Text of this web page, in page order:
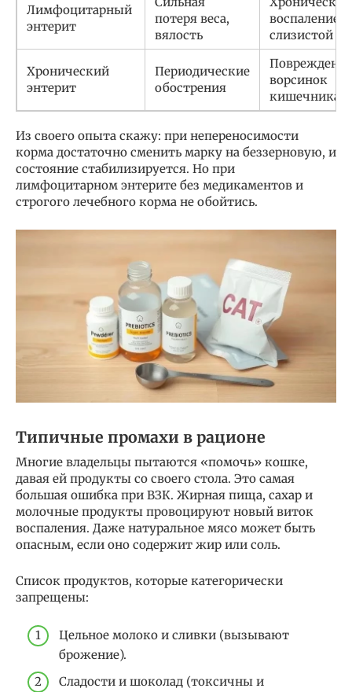
Лимфоцитарный
энтерит
потеря веса,
вялость
воспаление
слизистой
Хронический
энтерит
Периодические
обострения
Повреждение
ворсинок
кишечника
Из своего опыта скажу: при непереносимости
корма достаточно сменить марку на беззерновую, и
состояние стабилизируется. Но при
лимфоцитарном энтерите без медикаментов и
строгого лечебного корма не обойтись.
Типичные промахи в рационе
Многие владельцы пытаются «помочь» кошке,
давая ей продукты со своего стола. Это самая
большая ошибка при ВЗК. Жирная пища, сахар и
молочные продукты провоцируют новый виток
воспаления. Даже натуральное мясо может быть
опасным, если оно содержит жир или соль.
Список продуктов, которые категорически
запрещены:
Цельное молоко и сливки (вызывают
брожение).
Сладости и шоколад (токсичны и